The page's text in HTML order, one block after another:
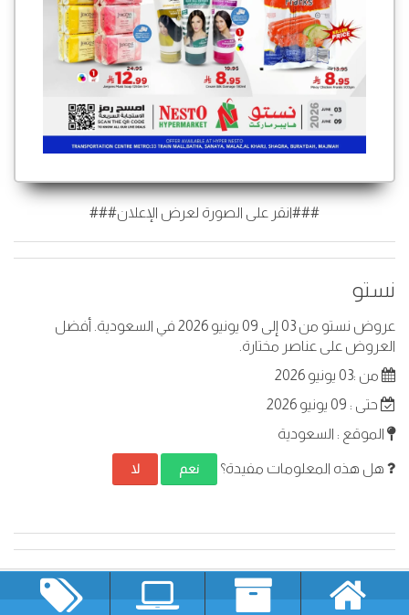
###انقر على الصورة لعرض الإعلان###
نستو
عروض نستو من 03 إلى 09 يونيو 2026 في السعودية. أفضل
العروض على عناصر مختارة.
من :03 يونيو 2026
حتى : 09 يونيو 2026
الموقع : السعودية
هل هذه المعلومات مفيدة؟ نعم لا